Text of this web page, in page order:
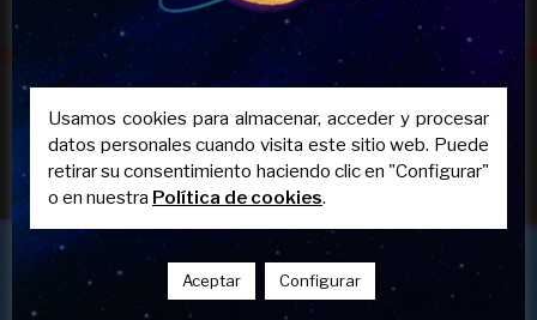
6 asignaturas
239 €/mes
Usamos cookies para almacenar, acceder y procesar
datos personales cuando visita este sitio web. Puede
retirar su consentimiento haciendo clic en "Configurar"
o en nuestra Política de cookies.
Aceptar Configurar